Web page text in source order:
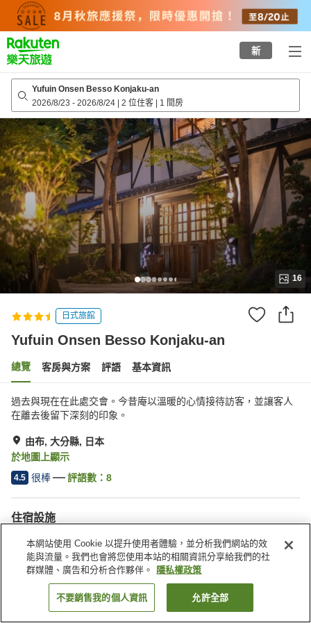
top
page
新
Yufuin Onsen Besso Konjaku-an
2026/8/23 - 2026/8/24 | 2 位住客 | 1 間房
16
日式旅館
Yufuin Onsen Besso Konjaku-an
總覽 客房與方案 評語 基本資訊
過去與現在在此處交會。今昔庵以溫暖的心情接待訪客，並讓客人
在離去後留下深刻的印象。
由布, 大分縣, 日本
於地圖上顯示
4.5 很棒 評語數： 8
住宿設施
停車場
露天浴池（溫泉）
公共澡堂（溫泉）
接送服務
找客房
本網站使用 Cookie 以提升使用者體驗，並分析我們網站的效
能與流量。我們也會將您使用本站的相關資訊分享給我們的社
群媒體、廣告和分析合作夥伴。
隱私權政策
不要銷售我的個人資訊 允許全部